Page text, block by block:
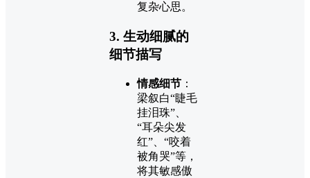
复杂心思。
3. 生动细腻的
细节描写
情感细节 ：
梁叙白“睫毛
挂泪珠”、
“耳朵尖发
红”、“咬着
被角哭”等，
将其敏感傲